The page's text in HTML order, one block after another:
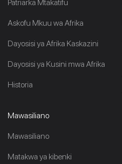
Patriarka Mtakatifu
Askofu Mkuu wa Afrika
Dayosisi ya Afrika Kaskazini
Dayosisi ya Kusini mwa Afrika
Historia
Mawasiliano
Mawasiliano
Matakwa ya kibenki